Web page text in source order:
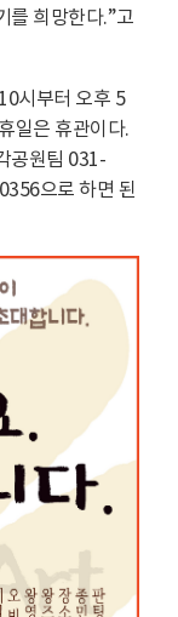
를 희망한다.”고
시부터 오후 5
일은 휴관이다.
공원팀 031-
으로 하면 된